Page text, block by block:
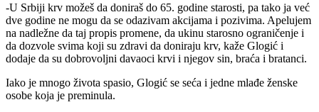
-U Srbiji krv možeš da doniraš do 65. godine starosti, pa tako ja već
dve godine ne mogu da se odazivam akcijama i pozivima. Apelujem
na nadležne da taj propis promene, da ukinu starosno ograničenje i
da dozvole svima koji su zdravi da doniraju krv, kaže Glogić i
dodaje da su dobrovoljni davaoci krvi i njegov sin, braća i bratanci.
Iako je mnogo života spasio, Glogić se seća i jedne mlađe ženske
osobe koja je preminula.